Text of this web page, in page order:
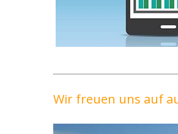
Wir freuen uns auf